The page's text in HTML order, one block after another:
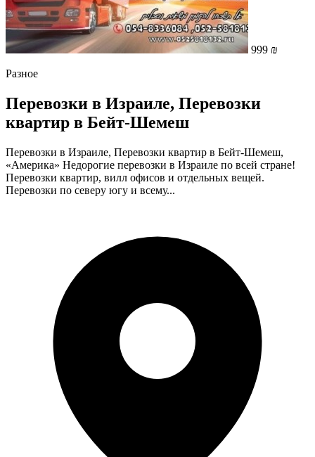
999 ₪
Разное
Перевозки в Израиле, Перевозки
квартир в Бейт-Шемеш
Перевозки в Израиле, Перевозки квартир в Бейт-Шемеш,
«Америка» Недорогие перевозки в Израиле по всей стране!
Перевозки квартир, вилл офисов и отдельных вещей.
Перевозки по северу югу и всему...